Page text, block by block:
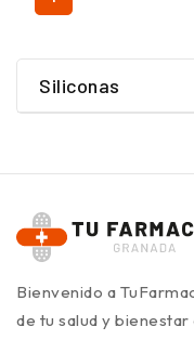
Siliconas
Bienvenido a
de tu salud y